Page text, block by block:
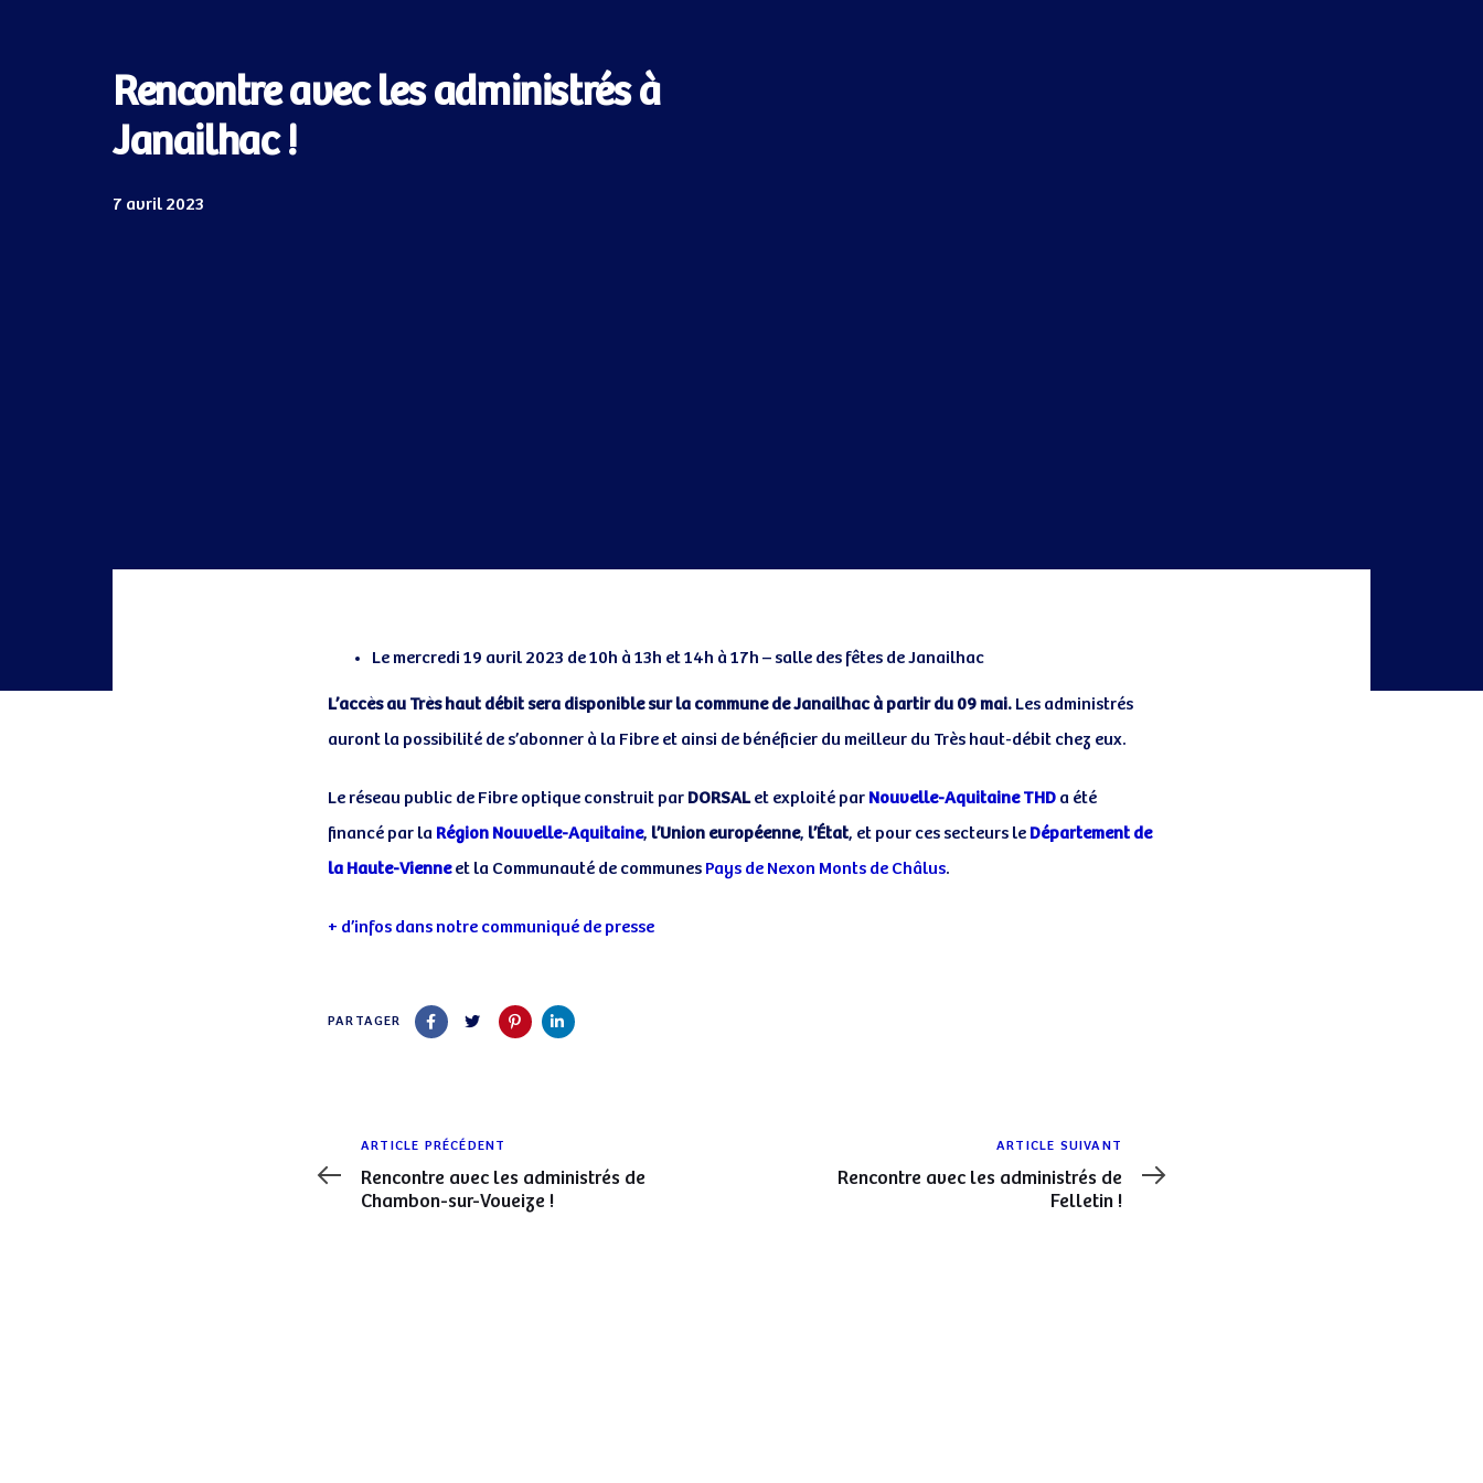
Rencontre avec les administrés à
Janailhac !
7 avril 2023
Le mercredi 19 avril 2023 de 10h à 13h et 14h à 17h – salle des fêtes de Janailhac
L’accès au Très haut débit sera disponible sur la commune de Janailhac à partir du 09 mai. Les administrés
auront la possibilité de s’abonner à la Fibre et ainsi de bénéficier du meilleur du Très haut-débit chez eux.
Le réseau public de Fibre optique construit par DORSALet exploité par Nouvelle-Aquitaine THD a été
financé par la Région Nouvelle-Aquitaine, l’Union européenne, l’État, et pour ces secteurs le Département de
la Haute-Vienneet la Communauté de communes Pays de Nexon Monts de Châlus.
+ d’infos dans notre communiqué de presse
PARTAGER
Post
navigation
Article
précédent
ARTICLE PRÉCÉDENT
Rencontre avec les administrés de
Chambon-sur-Voueize !
suivant
ARTICLE SUIVANT
Rencontre avec les administrés de
Felletin !